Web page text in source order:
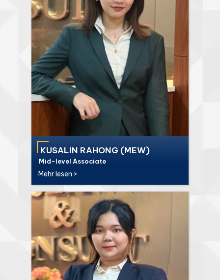
KUSALIN RAHONG (MEW)
Mid-level Associate
Mehr lesen >